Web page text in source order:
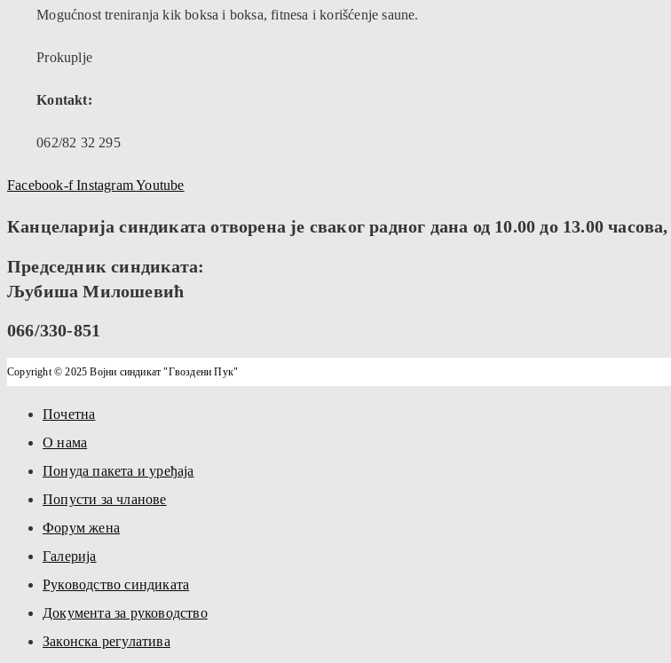
Mogućnost treniranja kik boksa i boksa, fitnesa i korišćenje saune.
Prokuplje
Kontakt:
062/82 32 295
Facebook-f InstagramYoutube
Канцеларија синдиката отворена је сваког радног дана од 10.00 до 13.00
Председник синдиката:
Љубиша Милошевић
066/330-851
Copyright © 2025 Војни синдикат "Гвоздени Пук"
Почетна
О нама
Понуда пакета и уређаја
Попусти за чланове
Форум жена
Галерија
Руководство синдиката
Документа за руководство
Законска регулатива